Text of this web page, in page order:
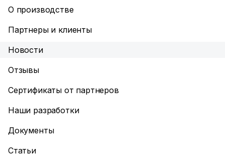
О производстве
Партнеры и клиенты
Новости
Отзывы
Сертификаты от партнеров
Наши разработки
Документы
Статьи